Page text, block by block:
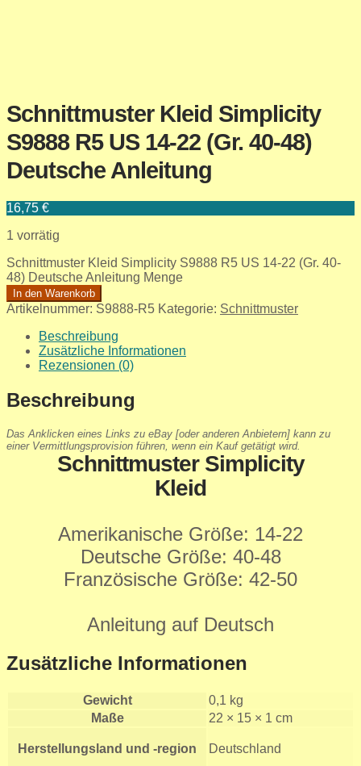
Schnittmuster Kleid Simplicity
S9888 R5 US 14-22 (Gr. 40-48)
Deutsche Anleitung
16,75 €
1 vorrätig
Schnittmuster Kleid Simplicity S9888 R5 US 14-22 (Gr. 40-
48) Deutsche Anleitung Menge
In den Warenkorb
Artikelnummer: S9888-R5 Kategorie: Schnittmuster
Beschreibung
Zusätzliche Informationen
Rezensionen (0)
Beschreibung
Das Anklicken eines Links zu eBay [oder anderen Anbietern] kann zu
einer Vermittlungsprovision führen, wenn ein Kauf getätigt wird.
Schnittmuster Simplicity
Kleid
Amerikanische Größe: 14-22
Deutsche Größe: 40-48
Französische Größe: 42-50
Anleitung auf Deutsch
Zusätzliche Informationen
Gewicht
0,1 kg
Maße
22 × 15 × 1 cm
Herstellungsland und -region Deutschland